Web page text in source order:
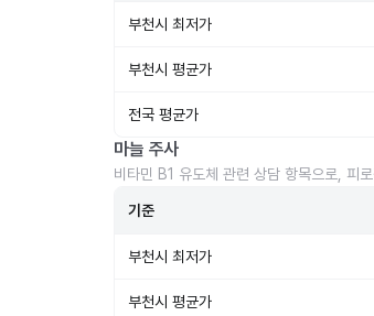
부천시 최저가
부천시 평균가
전국 평균가
마늘 주사
비타민 B1 유도체 관련 상담 항목으로, 피
기준
부천시 최저가
부천시 평균가